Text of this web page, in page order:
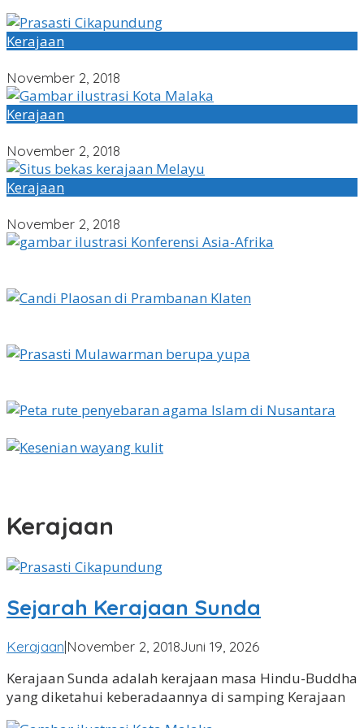
Kerajaan
November 2, 2018
Kerajaan
November 2, 2018
Kerajaan
November 2, 2018
Kerajaan
Sejarah Kerajaan Sunda
Kerajaan|November 2, 2018Juni 19, 2026oleh
Pradipa
Kerajaan Sunda adalah kerajaan masa Hindu-Buddha
yang diketahui keberadaannya di samping Kerajaan